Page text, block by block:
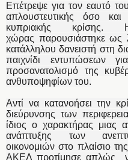
Επέτρεψε για τον εαυτό
απλουστευτικής όσο
κυπριακής
χώρας παρουσιάστηκε ως
κατάλληλου δανειστή στη
παιχνίδι εντυπώσεων
προσανατολισμό της
ανθυποψηφίων του.
Αντί να κατανοήσει την
διεύρυνσης των
ίδιος ο χαρακτήρας μιας
ανάπτυξης των
οικονομιών στο πλαίσιο
ΑΚΕΛ προτίμησε απλώς να